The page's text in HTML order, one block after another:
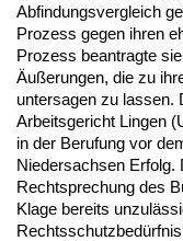
Abfindungsvergleich
Prozess gegen ihren
Prozess beantragte
Äußerungen, die zu
untersagen zu lassen.
Arbeitsgericht Lingen
in der Berufung vor
Niedersachsen Erfolg.
Rechtsprechung des
Klage bereits